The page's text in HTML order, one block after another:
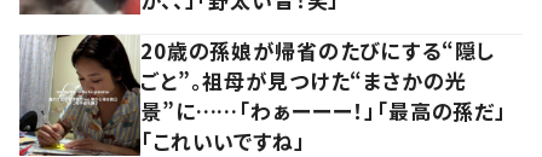
20歳の孫娘が帰省のたびにする“隠し
ごと”。祖母が見つけた“まさかの光
景”に……「わぁーーー！」「最高の孫だ」
「これいいですね」